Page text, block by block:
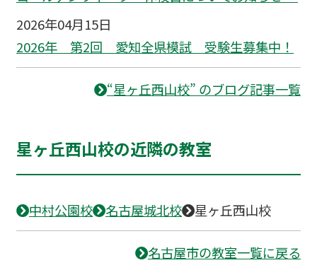
2026年04月15日
2026年 第2回 愛知全県模試 受験生募集中！
“星ヶ丘西山校” のブログ記事一覧
星ヶ丘西山校の近隣の教室
中村公園校 名古屋城北校 星ヶ丘西山校
名古屋市の教室一覧に戻る